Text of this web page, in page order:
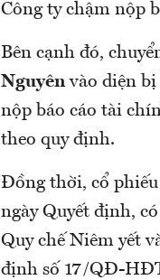
Công ty chậm nộp
Bên cạnh đó,
Nguyênvào diện bị
nộp báo cáo tài
theo quy định.
Đồng thời, cổ phiếu
ngày Quyết định,
Quy chế Niêm yết
định số 17/QĐ-